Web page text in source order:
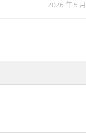
2026 年 5